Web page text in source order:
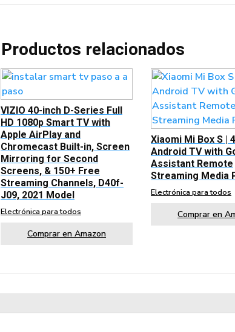
Productos relacionados
VIZIO 40-inch D-Series Full
HD 1080p Smart TV with
Apple AirPlay and
Chromecast Built-in, Screen
Mirroring for Second
Screens, & 150+ Free
Streaming Channels, D40f-
J09, 2021 Model
Electrónica para todos
Comprar en Amazon
Xiaomi Mi Box S |
Android TV with
Assistant Remote
Streaming Media
Electrónica para todos
Comprar en